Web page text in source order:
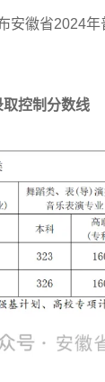
徽省2024年
控制分数线